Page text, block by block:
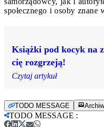
społecznego i osoby
Książki pod kocyk na
cię rozgrzeją!
Czytaj artykuł
TODO MESSAGE
TODO MESSAGE :